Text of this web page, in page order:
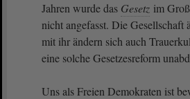
Jahren wurde das Gesetz im
nicht angefasst. Die Gesellschaft
mit ihr ändern sich auch
eine solche Gesetzesreform
Uns als Freien Demokraten ist